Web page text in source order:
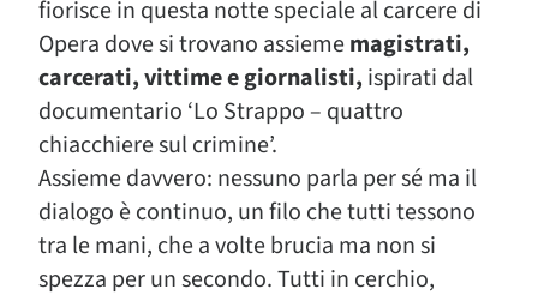
fiorisce in questa notte speciale al carcere di
Opera dove si trovano assiememagistrati,
carcerati, vittime e giornalisti, ispirati dal
documentario ‘Lo Strappo – quattro
chiacchiere sul crimine’.
Assieme davvero: nessuno parla per sé ma il
dialogo è continuo, un filo che tutti tessono
tra le mani, che a volte brucia ma non si
spezza per un secondo. Tutti in cerchio,